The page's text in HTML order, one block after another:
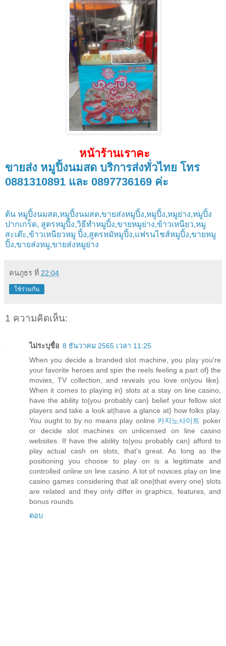
หน้าร้านเราคะ
ขายส่ง หมูปิ้งนมสด บริการส่งทั่วไทย โทร
0881310891 และ 0897736169 ค่ะ
ต้น หมูปิ้งนมสด,หมูปิ้งนมสด,ขายส่งหมูปิ้ง,หมูปิ้ง,หมูย่าง,หมูปิ้ง
ปากเกร็ด, สูตรหมูปิ้ง,วิธีทำหมูปิ้ง,ขายหมูย่าง,ข้าวเหนียว,หมู
สะเต๊ะ,ข้าวเหนียวหมู ปิ้ง,สูตรหมัหมูปิ้ง,แฟรนไชส์หมูปิ้ง,ขายหมู
ปิ้ง,ขายส่งหมู,ขายส่งหมูย่าง
คนภูธร ที่ 22:04
ใช้ร่วมกัน
1 ความคิดเห็น:
ไม่ระบุชื่อ 8 ธันวาคม 2565 เวลา 11:25
When you decide a branded slot machine, you play you're
your favorite heroes and spin the reels feeling a part of} the
movies, TV collection, and reveals you love on|you like}.
When it comes to playing in} slots at a stay on line casino,
have the ability to|you probably can} belief your fellow slot
players and take a look at|have a glance at} how folks play.
You ought to by no means play online 카지노사이트 poker
or decide slot machines on unlicensed on line casino
websites. If have the ability to|you probably can} afford to
play actual cash on slots, that's great. As long as the
positioning you choose to play on is a legitimate and
controlled online on line casino. A lot of novices play on line
casino games considering that all one|that every one} slots
are related and they only differ in graphics, features, and
bonus rounds.
ตอบ